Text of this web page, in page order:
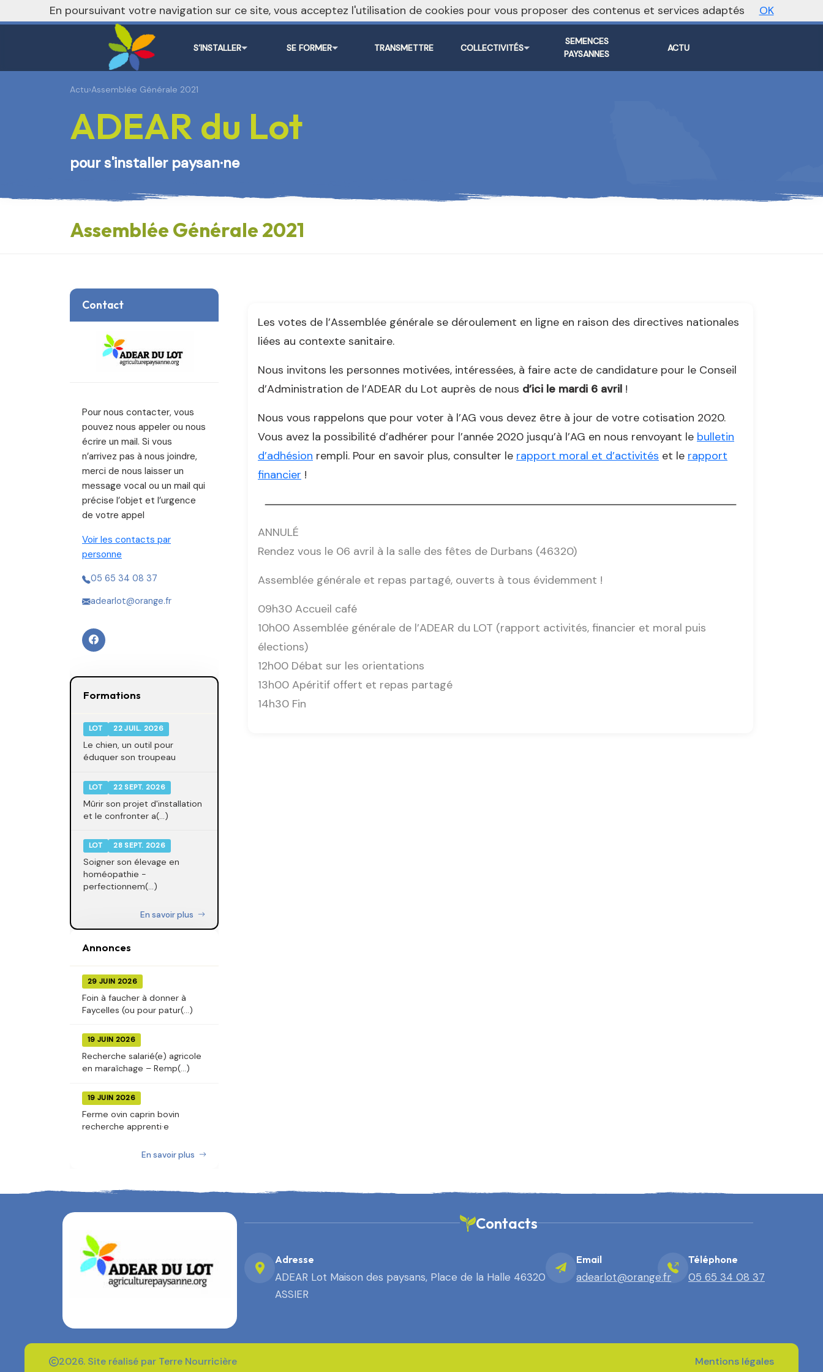
Vers le site national
S’INSTALLER SE FORMER TRANSMETTRE COLLECTIVITÉS
SEMENCES
PAYSANNES
ACTU
Actu›Assemblée Générale 2021
ADEAR du Lot
pour s'installer paysan·ne
Assemblée Générale 2021
Contact
Pour nous contacter, vous
pouvez nous appeler ou nous
écrire un mail. Si vous
n’arrivez pas à nous joindre,
merci de nous laisser un
message vocal ou un mail qui
précise l’objet et l’urgence
de votre appel
Voir les contacts par
personne
05 65 34 08 37
adearlot@orange.fr
Formations
LOT 22 JUIL. 2026
Le chien, un outil pour
éduquer son troupeau
LOT 22 SEPT. 2026
Mûrir son projet d'installation
et le confronter a(...)
LOT 28 SEPT. 2026
Soigner son élevage en
homéopathie -
perfectionnem(...)
En savoir plus
Annonces
29 JUIN 2026
Foin à faucher à donner à
Faycelles (ou pour patur(...)
19 JUIN 2026
Recherche salarié(e) agricole
en maraîchage – Remp(...)
19 JUIN 2026
Ferme ovin caprin bovin
recherche apprenti·e
En savoir plus
Les votes de l’Assemblée générale se déroulement en ligne en raison des directives nationales
liées au contexte sanitaire.
Nous invitons les personnes motivées, intéressées, à faire acte de candidature pour le Conseil
d’Administration de l’ADEAR du Lot auprès de nous d’ici le mardi 6 avril !
Nous vous rappelons que pour voter à l’AG vous devez être à jour de votre cotisation 2020.
Vous avez la possibilité d’adhérer pour l’année 2020 jusqu’à l’AG en nous renvoyant le bulletin
d’adhésion rempli. Pour en savoir plus, consulter le rapport moral et d’activités et le rapport
financier !
ANNULÉ
Rendez vous le 06 avril à la salle des fêtes de Durbans (46320)
Assemblée générale et repas partagé, ouverts à tous évidemment !
09h30 Accueil café
10h00 Assemblée générale de l’ADEAR du LOT (rapport activités, financier et moral puis
élections)
12h00 Débat sur les orientations
13h00 Apéritif offert et repas partagé
14h30 Fin
Contacts
Adresse
ADEAR Lot Maison des paysans, Place de la Halle 46320
ASSIER
Email
adearlot@orange.fr
Téléphone
05 65 34 08 37
2026. Site réalisé par Terre Nourricière Mentions légales
En poursuivant votre navigation sur ce site, vous acceptez l'utilisation de cookies pour vous proposer des contenus et services adaptés OK